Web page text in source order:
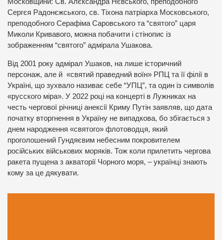
Московщини: Св. Алєксандра Нєвського, преподобного
Сергєя Радонєжського, св. Тіхона патріарха Московського,
преподобного Серафіма Саровського та “святого” царя
Миколи Кривавого, можна побачити і стінопис із
зображенням “святого” адмірала Ушакова.
Від 2001 року адмірал Ушаков, на лише історичний
персонаж, але й «святий праведний воїн» РПЦ та її філії в
Україні, що зухвало називає себе “УПЦ”, та один із символів
«русского міра». У 2022 році на концерті в Лужниках на
честь чергової річниці анексії Криму Путін заявляв, що дата
початку вторгнення в Україну не випадкова, бо збігається з
днем народження «святого» флотоводця, який
проголошений Гундяєвим небесним покровителем
російських військових моряків. Тож коли прилетить чергова
ракета пущена з акваторії Чорного моря, – українці знають
кому за це дякувати.